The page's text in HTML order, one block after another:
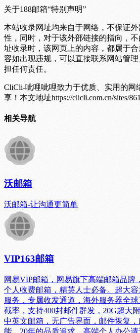
关于188邮箱“特别声明”
本站收录网址均来自于网络，不保证
性，同时，对于该外部链接的指向，
址收录时，该网页上的内容，都属于
容如出现违规，可以直接联系网站管
担任何责任。
CliCli-呲哩呲哩致力于优质、实用的网
享！ 本文地址https://clicli.com.cn/sites/
相关导航
沃邮箱
沃邮箱-让沟通更简单
VIP163邮箱
网易VIP邮箱，网易旗下高端邮箱品牌
个人收费邮箱，精英人士必备。超大
服务，专属收发通道，海外服务器全
截率，支持400封邮件群发，20G超大
中英文邮箱，无广告界面，邮件恢复
能。20年的品质追求，高端个人办公请